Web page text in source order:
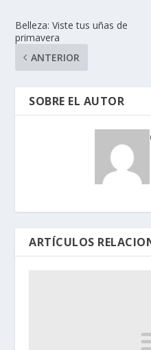
Belleza: Viste tus uñas de
primavera
ANTERIOR
SOBRE EL AUTOR
ARTÍCULOS